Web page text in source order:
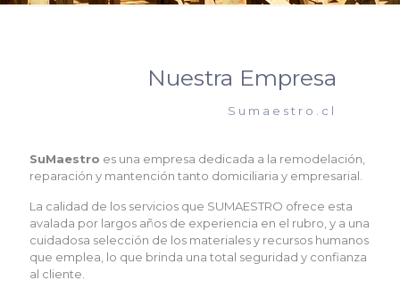
Nuestra Empresa
Sumaestro.cl
SuMaestro es una empresa dedicada a la remodelación,
reparación y mantención tanto domiciliaria y empresarial.
La calidad de los servicios que SUMAESTRO ofrece esta
avalada por largos años de experiencia en el rubro, y a una
cuidadosa selección de los materiales y recursos humanos
que emplea, lo que brinda una total seguridad y confianza
al cliente.